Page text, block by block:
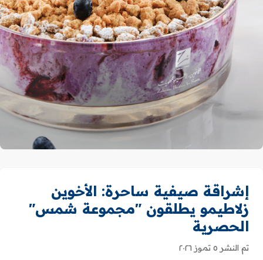
إشراقة صيفية ساحرة: الأخوين
زلاطيمو يطلقون "مجموعة شمس"
الحصرية
تم النشر ٥ تموز ٢٠٢٦